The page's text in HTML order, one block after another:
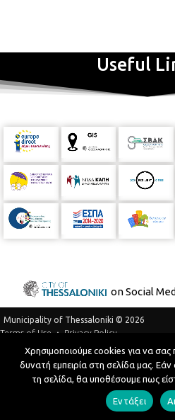
Useful
on Social
Municipality of Thessaloniki © 2026
Terms of Use
Privacy Policy
Telephone Catalog
Developed byMyCompany Projects
Χρησιμοποιούμε cookies για να
δυνατή εμπειρία στη σελίδα μας. Εάν
τη σελίδα, θα υποθέσουμε πως
Εντάξει